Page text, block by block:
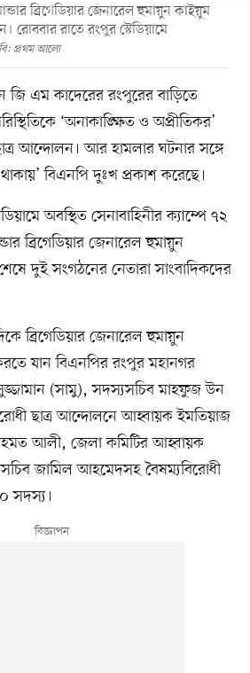
ব্রিগেডিয়ার জেনারেল হুমায়ুন কাইয়ুম
রোববার রাতে রংপুর স্টেডিয়ামে
প্রথম আলো
জি এম কাদেরের রংপুরের বাড়িতে
‘অনাকাঙ্ক্ষিত ও অপ্রীতিকর’
আন্দোলন।‌ আর হামলার ঘটনার সঙ্গে
বিএনপি দুঃখ প্রকাশ করেছে।
অবস্থিত সেনাবাহিনীর ক্যাম্পে ৭২
ব্রিগেডিয়ার জেনারেল হুমায়ুন
দুই সংগঠনের নেতারা সাংবাদিকদের
ব্রিগেডিয়ার জেনারেল হুমায়ুন
যান বিএনপির রংপুর মহানগর
(সামু), সদস্যসচিব মাহফুজ উন
ছাত্র আন্দোলনে আহ্বায়ক ইমতিয়াজ
আলী, জেলা কমিটির আহ্বায়ক
জামিল আহমেদসহ বৈষম্যবিরোধী
সদস্য।